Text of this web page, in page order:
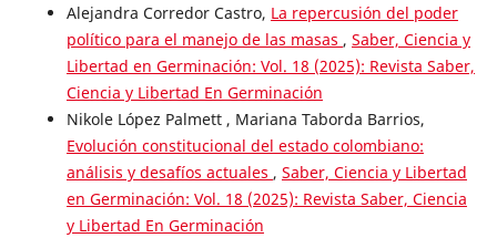
Alejandra Corredor Castro, La repercusión del poder
político para el manejo de las masas , Saber, Ciencia y
Libertad en Germinación: Vol. 18 (2025): Revista Saber,
Ciencia y Libertad En Germinación
Nikole López Palmett , Mariana Taborda Barrios,
Evolución constitucional del estado colombiano:
análisis y desafíos actuales , Saber, Ciencia y Libertad
en Germinación: Vol. 18 (2025): Revista Saber, Ciencia
y Libertad En Germinación